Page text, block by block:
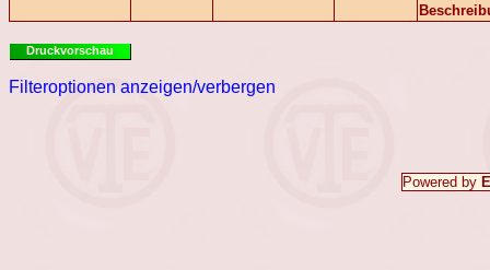
Druckvorschau
Filteroptionen anzeigen/verbergen
Powered by